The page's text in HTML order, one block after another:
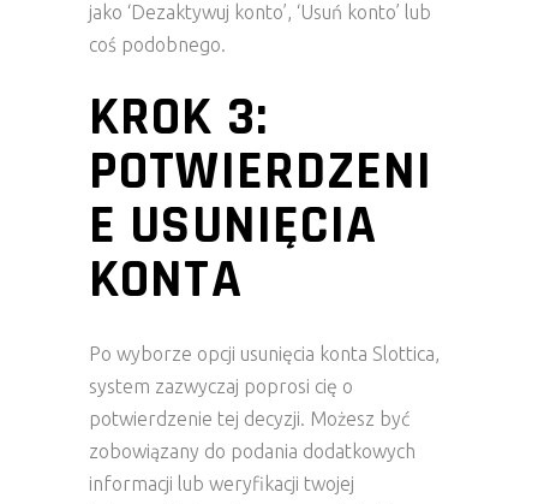
jako ‘Dezaktywuj konto’, ‘Usuń konto’ lub
coś podobnego.
KROK 3:
POTWIERDZENI
E USUNIĘCIA
KONTA
Po wyborze opcji usunięcia konta Slottica,
system zazwyczaj poprosi cię o
potwierdzenie tej decyzji. Możesz być
zobowiązany do podania dodatkowych
informacji lub weryfikacji twojej